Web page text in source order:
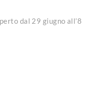
dal 29 giugno all’8